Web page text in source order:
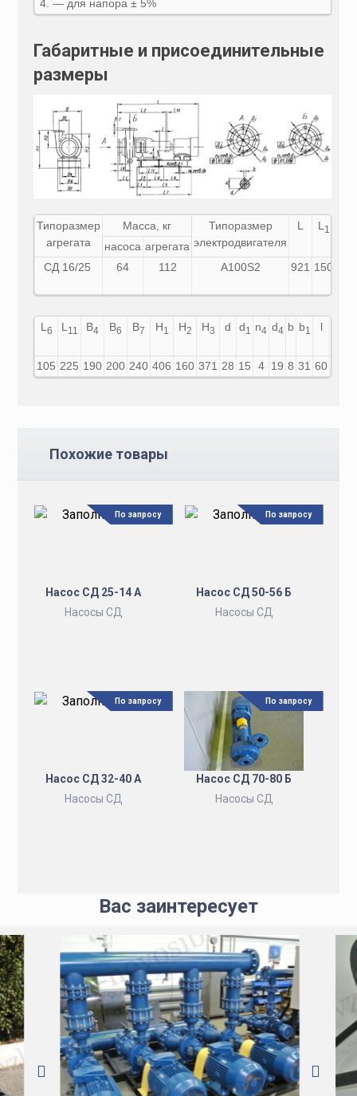
— для напора ± 5%
Габаритные и присоединительные
размеры
Типоразмер
агрегата
Масса, кг
Типоразмер
электродвигателя
L L 1
насоса агрегата
СД 16/25
64 112 А100S2 921 150
L 6 L 11 B4 B6 B7 H1 H2 H3 d d1 n4 d4 b b1 l
105 225 190 200 240 406 160 371 28 15 4 19 8 31 60
Похожие товары
Насос СД 25-14 А
Насосы СД
По запросу
Насос СД 50-56 Б
Насосы СД
По запросу
Насос СД 32-40 А
Насосы СД
По запросу
Насос СД 70-80 Б
Насосы СД
По запросу
Вас заинтересует